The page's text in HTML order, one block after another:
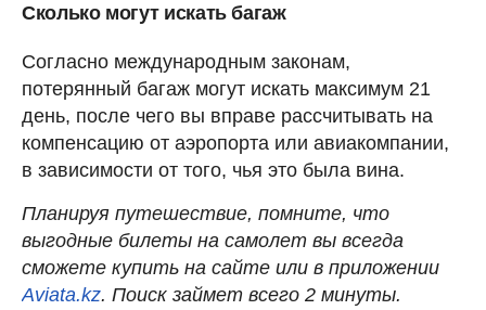
Сколько могут искать багаж
Согласно международным законам,
потерянный багаж могут искать максимум 21
день, после чего вы вправе рассчитывать на
компенсацию от аэропорта или авиакомпании,
в зависимости от того, чья это была вина.
Планируя путешествие, помните, что
выгодные билеты на самолет вы всегда
сможете купить на сайте или в приложении
Aviata.kz. Поиск займет всего 2 минуты.